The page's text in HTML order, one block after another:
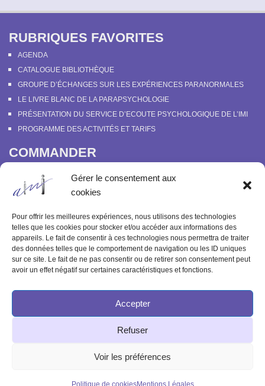
Gérer le consentement aux
cookies
Pour offrir les meilleures expériences, nous utilisons des technologies
telles que les cookies pour stocker et/ou accéder aux informations des
appareils. Le fait de consentir à ces technologies nous permettra de traiter
des données telles que le comportement de navigation ou les ID uniques
sur ce site. Le fait de ne pas consentir ou de retirer son consentement peut
avoir un effet négatif sur certaines caractéristiques et fonctions.
Accepter
Refuser
Voir les préférences
Politique de cookiesMentions Légales
RUBRIQUES FAVORITES
AGENDA
CATALOGUE BIBLIOTHÈQUE
GROUPE D’ÉCHANGES SUR LES EXPÉRIENCES PARANORMALES
LE LIVRE BLANC DE LA PARAPSYCHOLOGIE
PRÉSENTATION DU SERVICE D’ECOUTE PSYCHOLOGIQUE DE L’IMI
PROGRAMME DES ACTIVITÉS ET TARIFS
COMMANDER
SOUTENIR L’INSTITUT MÉTAPSYCHIQUE
COMMANDER OU FEUILLETER “LE BULLETIN MÉTAPSYCHIQUE” ET
“MÉTAPSYCHIQUE”
ARCHIVES
ACTIVITÉS PASSÉES
© 2003-2025 INSTITUT MÉTAPSYCHIQUE
INTERNATIONAL
51 rue de l'Aqueduc 75010 Paris - Tél : 09 83 68 23 85